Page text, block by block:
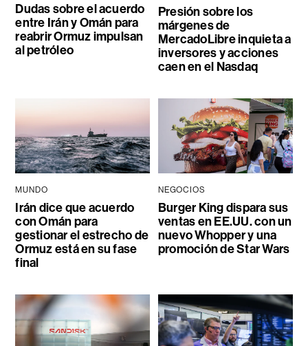
Dudas sobre el acuerdo
entre Irán y Omán para
reabrir Ormuz impulsan
al petróleo
Presión sobre los
márgenes de
MercadoLibre inquieta a
inversores y acciones
caen en el Nasdaq
MUNDO
Irán dice que acuerdo
con Omán para
gestionar el estrecho de
Ormuz está en su fase
final
NEGOCIOS
Burger King dispara sus
ventas en EE.UU. con un
nuevo Whopper y una
promoción de Star Wars